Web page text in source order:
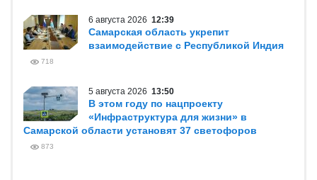
6 августа 2026 12:39
Самарская область укрепит
взаимодействие с Республикой Индия
718
5 августа 2026 13:50
В этом году по нацпроекту
«Инфраструктура для жизни» в
Самарской области установят 37 светофоров
873